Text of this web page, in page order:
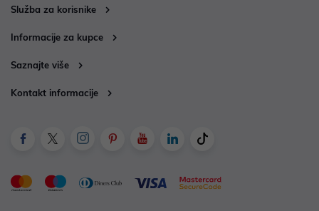
Služba za korisnike
Informacije za kupce
Saznajte više
Kontakt informacije